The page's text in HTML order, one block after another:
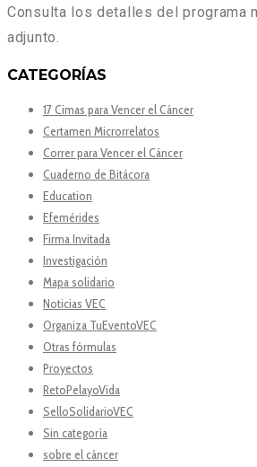
Consulta los detalles del programa
adjunto.
CATEGORÍAS
17 Cimas para Vencer el Cáncer
Certamen Microrrelatos
Correr para Vencer el Cáncer
Cuaderno de Bitácora
Education
Efemérides
Firma Invitada
Investigación
Mapa solidario
Noticias VEC
Organiza TuEventoVEC
Otras fórmulas
Proyectos
RetoPelayoVida
SelloSolidarioVEC
Sin categoría
sobre el cáncer